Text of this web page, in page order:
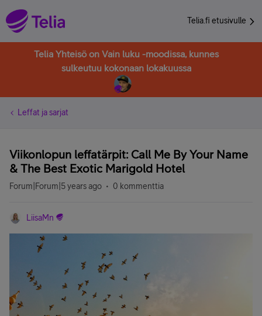
Telia.fi etusivulle
Telia Yhteisö on Vain luku -moodissa, kunnes
sulkeutuu kokonaan lokakuussa
Leffat ja sarjat
Viikonlopun leffatärpit: Call Me By Your Name
& The Best Exotic Marigold Hotel
Forum|Forum|5 years ago 0 kommenttia
LiisaMn